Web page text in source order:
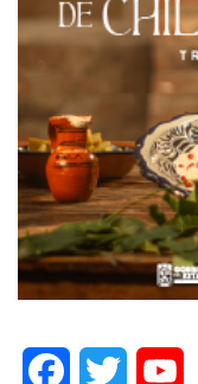
FacebookTwitter